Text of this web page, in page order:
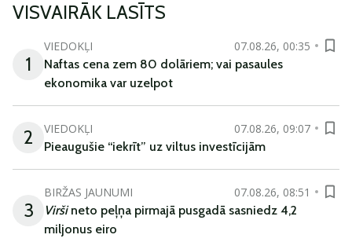
VISVAIRĀK LASĪTS
1
VIEDOKĻI
07.08.26, 00:35
Naftas cena zem 80 dolāriem; vai pasaules
ekonomika var uzelpot
2 VIEDOKĻI
07.08.26, 09:07
Pieaugušie “iekrīt” uz viltus investīcijām
3
BIRŽAS JAUNUMI
07.08.26, 08:51
Viršineto peļņa pirmajā pusgadā sasniedz 4,2
miljonus eiro